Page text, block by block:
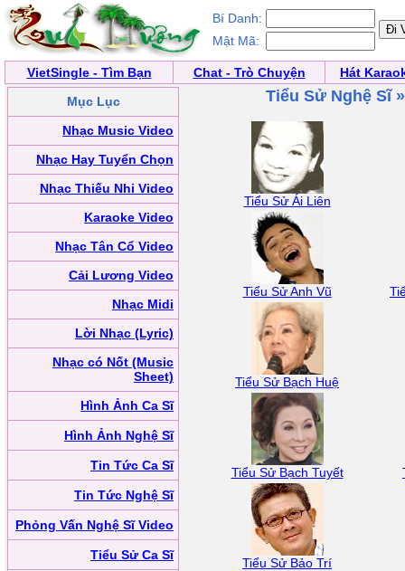
Bí Danh:
Mật Mã:
VietSingle - Tìm Bạn Chat - Trò Chuyện
Hát
Mục Lục
Nhạc Music Video
Nhạc Hay Tuyển Chọn
Nhạc Thiếu Nhi Video
Karaoke Video
Nhạc Tân Cổ Video
Cải Lương Video
Nhạc Midi
Lời Nhạc (Lyric)
Nhạc có Nốt (Music
Sheet)
Hình Ảnh Ca Sĩ
Hình Ảnh Nghệ Sĩ
Tin Tức Ca Sĩ
Tin Tức Nghệ Sĩ
Phỏng Vấn Nghệ Sĩ Video
Tiểu Sử Ca Sĩ
Tiểu Sử Nghệ Sĩ
Tiểu Sử Ái Liên
Tiểu Sử Anh Vũ
Tiểu Sử Bạch Huệ
Tiểu Sử Bạch Tuyết
Tiểu Sử Bảo Trí